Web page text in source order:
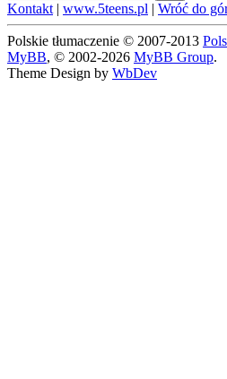
Kontakt | www.5teens.pl | Wróć do
Polskie tłumaczenie © 2007-2013
MyBB, © 2002-2026 MyBB Group.
Theme Design by WbDev